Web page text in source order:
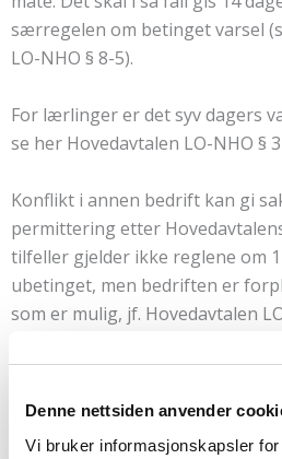
Denne nettsiden anvender
Vi bruker informasjonskapsler
særregelen om betinget varsel
LO-NHO § 8-5).
For lærlinger er det syv dagers
se her Hovedavtalen LO-NHO §
Konflikt i annen bedrift kan gi
permittering etter
tilfeller gjelder ikke reglene om
ubetinget, men bedriften er
som er mulig, jf. Hovedavtalen
Før varsel gis skal det